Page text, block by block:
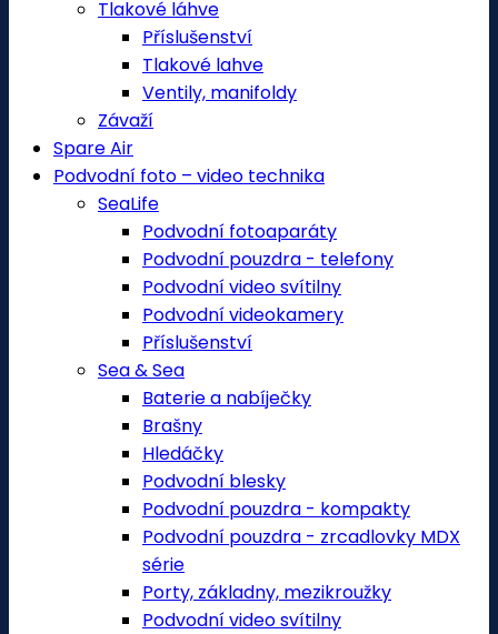
Tlakové láhve
Příslušenství
Tlakové lahve
Ventily, manifoldy
Závaží
Spare Air
Podvodní foto – video technika
SeaLife
Podvodní fotoaparáty
Podvodní pouzdra - telefony
Podvodní video svítilny
Podvodní videokamery
Příslušenství
Sea & Sea
Baterie a nabíječky
Brašny
Hledáčky
Podvodní blesky
Podvodní pouzdra - kompakty
Podvodní pouzdra - zrcadlovky MDX
série
Porty, základny, mezikroužky
Podvodní video svítilny